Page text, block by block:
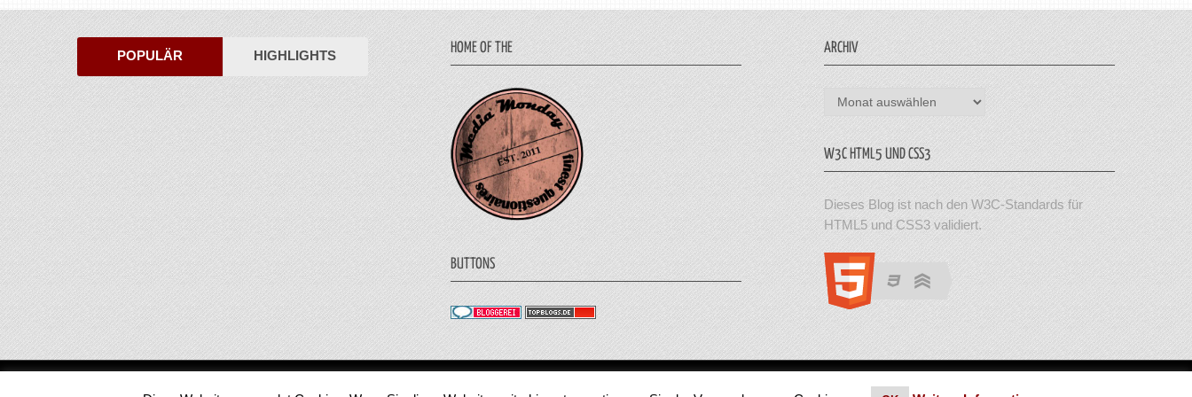
POPULÄR HIGHLIGHTS HOME OF THE
BUTTONS
ARCHIV
Archiv
W3C HTML5 UND CSS3
Dieses Blog ist nach den W3C-Standards für
HTML5 und CSS3 validiert.
Medienjournal Copyright © 2026. © 2011 - 2018 Medienjournal. Alle Rechte vorbehalten. Theme von MyThemeShop. Impressum